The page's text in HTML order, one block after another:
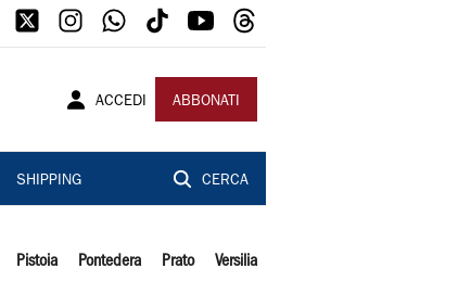
ACCEDI ABBONATI
SHIPPING CERCA
Pistoia Pontedera Prato Versilia